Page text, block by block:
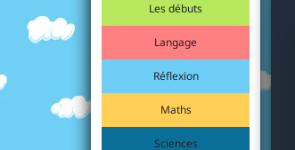
Les débuts
Langage
Réflexion
Maths
Sciences